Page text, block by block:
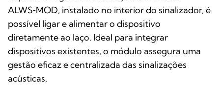
ALWS‑MOD, instalado no interior do sinalizador, é
possível ligar e alimentar o dispositivo
diretamente ao laço. Ideal para integrar
dispositivos existentes, o módulo assegura uma
gestão eficaz e centralizada das sinalizações
acústicas.